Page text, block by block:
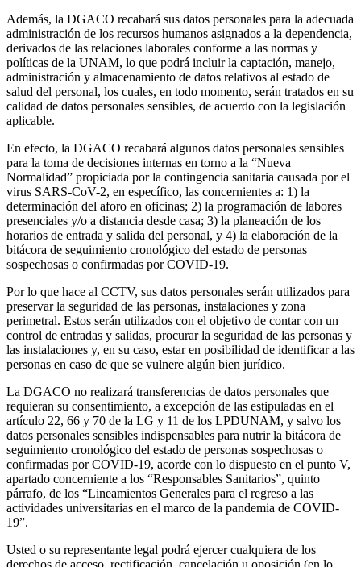
Además, la DGACO recabará sus datos personales para la adecuada
administración de los recursos humanos asignados a la dependencia,
derivados de las relaciones laborales conforme a las normas y
políticas de la UNAM, lo que podrá incluir la captación, manejo,
administración y almacenamiento de datos relativos al estado de
salud del personal, los cuales, en todo momento, serán tratados en su
calidad de datos personales sensibles, de acuerdo con la legislación
aplicable.
En efecto, la DGACO recabará algunos datos personales sensibles
para la toma de decisiones internas en torno a la “Nueva
Normalidad” propiciada por la contingencia sanitaria causada por el
virus SARS-CoV-2, en específico, las concernientes a: 1) la
determinación del aforo en oficinas; 2) la programación de labores
presenciales y/o a distancia desde casa; 3) la planeación de los
horarios de entrada y salida del personal, y 4) la elaboración de la
bitácora de seguimiento cronológico del estado de personas
sospechosas o confirmadas por COVID-19.
Por lo que hace al CCTV, sus datos personales serán utilizados para
preservar la seguridad de las personas, instalaciones y zona
perimetral. Estos serán utilizados con el objetivo de contar con un
control de entradas y salidas, procurar la seguridad de las personas y
las instalaciones y, en su caso, estar en posibilidad de identificar a las
personas en caso de que se vulnere algún bien jurídico.
La DGACO no realizará transferencias de datos personales que
requieran su consentimiento, a excepción de las estipuladas en el
artículo 22, 66 y 70 de la LG y 11 de los LPDUNAM, y salvo los
datos personales sensibles indispensables para nutrir la bitácora de
seguimiento cronológico del estado de personas sospechosas o
confirmadas por COVID-19, acorde con lo dispuesto en el punto V,
apartado concerniente a los “Responsables Sanitarios”, quinto
párrafo, de los “Lineamientos Generales para el regreso a las
actividades universitarias en el marco de la pandemia de COVID-
19”.
Usted o su representante legal podrá ejercer cualquiera de los